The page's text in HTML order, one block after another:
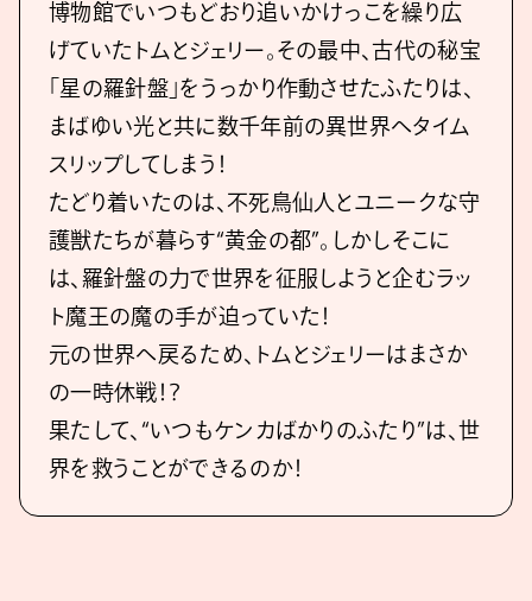
博物館でいつもどおり追いかけっこを繰り広
げていたトムとジェリー。その最中、古代の秘宝
「星の羅針盤」をうっかり作動させたふたりは、
まばゆい光と共に数千年前の異世界へタイム
スリップしてしまう！
たどり着いたのは、不死鳥仙人とユニークな守
護獣たちが暮らす“黄金の都”。しかしそこに
は、羅針盤の力で世界を征服しようと企むラッ
ト魔王の魔の手が迫っていた！
元の世界へ戻るため、トムとジェリーはまさか
の一時休戦！？
果たして、“いつもケンカばかりのふたり”は、世
界を救うことができるのか！